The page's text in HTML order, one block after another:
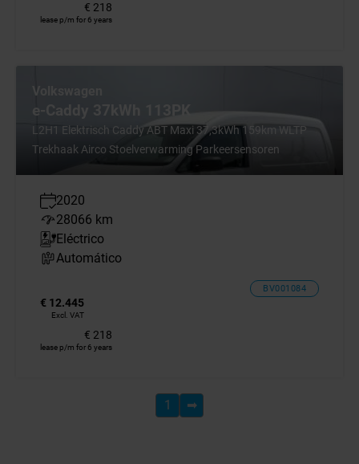
€ 218
lease p/m for 6 years
Volkswagen
e-Caddy 37kWh 113PK
L2H1 Elektrisch Caddy ABT Maxi 37,3kWh 159km WLTP
Trekhaak Airco Stoelverwarming Parkeersensoren
2020
28066 km
Eléctrico
Automático
BV001084
€ 12.445
Excl. VAT
€ 218
lease p/m for 6 years
1 ➡